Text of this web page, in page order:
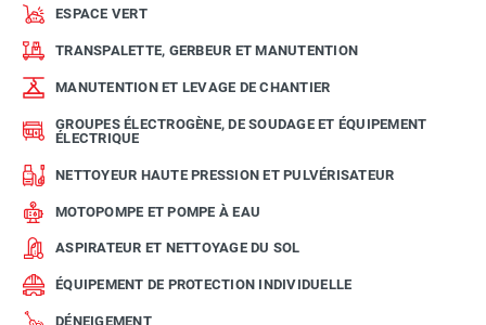
ESPACE VERT
TRANSPALETTE, GERBEUR ET MANUTENTION
MANUTENTION ET LEVAGE DE CHANTIER
GROUPES ÉLECTROGÈNE, DE SOUDAGE ET ÉQUIPEMENT
ÉLECTRIQUE
NETTOYEUR HAUTE PRESSION ET PULVÉRISATEUR
MOTOPOMPE ET POMPE À EAU
ASPIRATEUR ET NETTOYAGE DU SOL
ÉQUIPEMENT DE PROTECTION INDIVIDUELLE
DÉNEIGEMENT